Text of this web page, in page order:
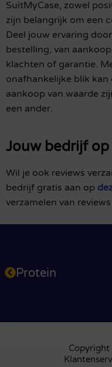
SuitMyCase, zowel
zijn belangrijk om een
Deel jouw ervaring
bestelling, van
klachten of garantie.
onafhankelijke blik
aankoop van waarde
een ander.
Jouw bedrijf op
Wil je ook reviews
bedrijf gratis aan op
verzamelen van
Protein
Copyright